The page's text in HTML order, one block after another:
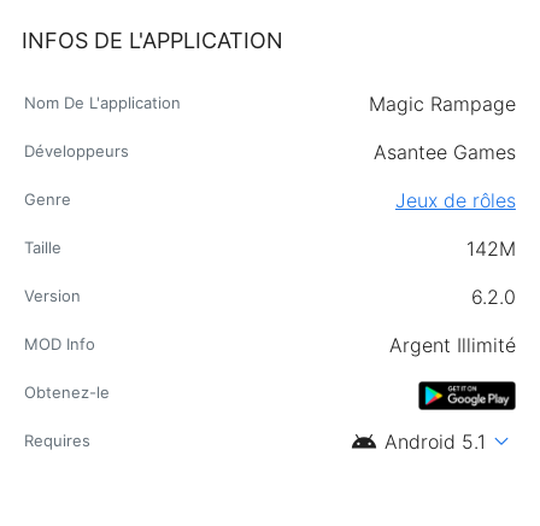
INFOS DE L'APPLICATION
Nom De L'application Magic Rampage
Développeurs Asantee Games
Genre Jeux de rôles
Taille 142M
Version 6.2.0
MOD Info Argent Illimité
Obtenez-le
Requires android Android 5.1 expand_more